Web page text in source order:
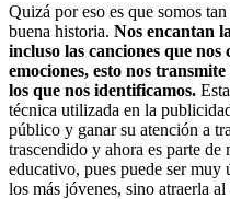
Quizá por eso es que somos
buena historia. Nos encantan
incluso las canciones que
emociones, esto nos
los que nos identificamos.
técnica utilizada en la
público y ganar su atención a
trascendido y ahora es parte
educativo, pues puede ser
los más jóvenes, sino atraerla